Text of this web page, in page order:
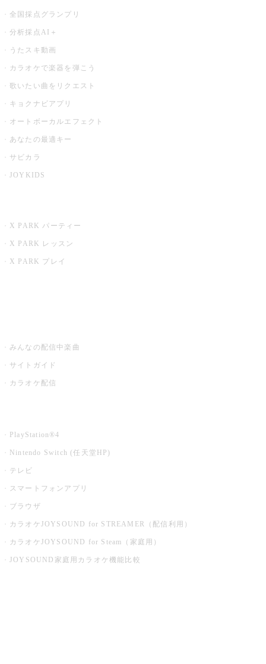
全国採点グランプリ
分析採点AI＋
うたスキ動画
カラオケで楽器を弾こう
歌いたい曲をリクエスト
キョクナビアプリ
オートボーカルエフェクト
あなたの最適キー
サビカラ
JOYKIDS
X PARK パーティー
X PARK レッスン
X PARK プレイ
みんなの配信中楽曲
サイトガイド
カラオケ配信
PlayStation®4
Nintendo Switch (任天堂HP)
テレビ
スマートフォンアプリ
ブラウザ
カラオケJOYSOUND for STREAMER（配信利用）
カラオケJOYSOUND for Steam（家庭用）
JOYSOUND家庭用カラオケ機能比較